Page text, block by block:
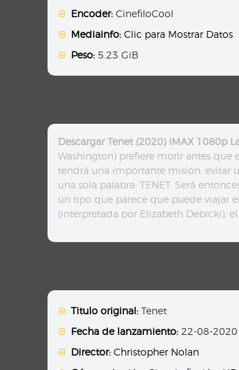
Encoder: CinefiloCool
Mediainfo: Clic para Mostrar Datos
Peso: 5.23 GiB
Descargar Tenet (2020) IMAX 1080p
Washington) prefiere morir antes que
tendrá una importante misión: evitar
una sola palabra: TENET. Será
un tipo que parece que puede viajar
(interpretada por Elizabeth Debicki),
Titulo original: Tenet
Fecha de lanzamiento: 22-08-
Director: Christopher Nolan